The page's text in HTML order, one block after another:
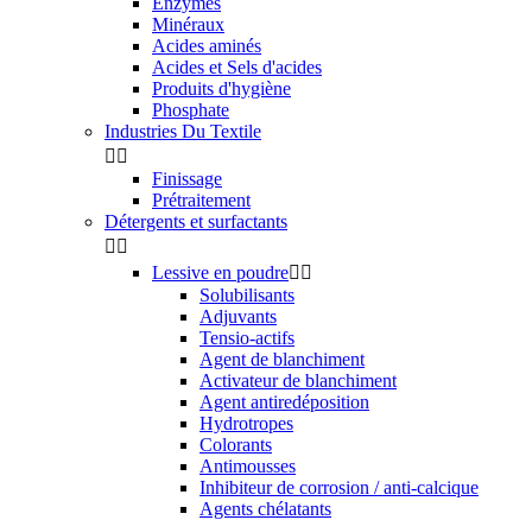
Minéraux
Acides aminés
Acides et Sels d'acides
Produits d'hygiène
Phosphate
Industries Du Textile
 
Finissage
Prétraitement
Détergents et surfactants
 
Lessive en poudre 
Solubilisants
Adjuvants
Tensio-actifs
Agent de blanchiment
Activateur de blanchiment
Agent antiredéposition
Hydrotropes
Colorants
Antimousses
Inhibiteur de corrosion / anti-calcique
Agents chélatants